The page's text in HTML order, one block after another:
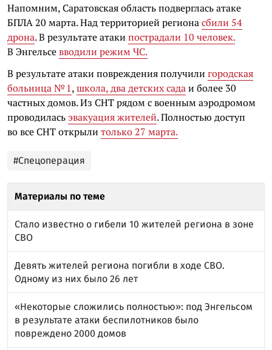
Напомним, Саратовская область подверглась атаке
БПЛА 20 марта. Над территорией регионасбили 54
дрона. В результате атаки пострадали 10 человек.
В Энгельсевводили режим ЧС.
В результате атаки повреждения получили городская
больница № 1,школа, два детских садаи более 30
частных домов. Из СНТ рядом с военным аэродромом
проводилась эвакуация жителей. Полностью доступ
во все СНТ открыли только 27 марта.
#Спецоперация
Материалы по теме
Стало известно о гибели 10 жителей региона в зоне
СВО
Девять жителей региона погибли в ходе СВО.
Одному из них было 26 лет
«Некоторые сложились полностью»: под Энгельсом
в результате атаки беспилотников было
повреждено 2000 домов